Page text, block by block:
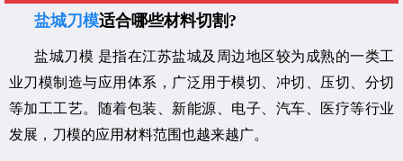
盐城刀模适合哪些材料切割?
盐城刀模 是指在江苏盐城及周边地区较为成熟的一类工
业刀模制造与应用体系，广泛用于模切、冲切、压切、分切
等加工工艺。随着包装、新能源、电子、汽车、医疗等行业
发展，刀模的应用材料范围也越来越广。